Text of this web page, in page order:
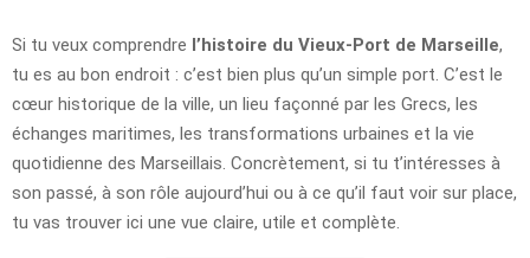
Si tu veux comprendre l’histoire du Vieux-Port de Marseille,
tu es au bon endroit : c’est bien plus qu’un simple port. C’est le
cœur historique de la ville, un lieu façonné par les Grecs, les
échanges maritimes, les transformations urbaines et la vie
quotidienne des Marseillais. Concrètement, si tu t’intéresses à
son passé, à son rôle aujourd’hui ou à ce qu’il faut voir sur place,
tu vas trouver ici une vue claire, utile et complète.